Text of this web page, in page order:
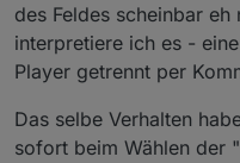
des Feldes scheinbar
interpretiere ich es -
Player getrennt per
Das selbe Verhalten
sofort beim Wählen der